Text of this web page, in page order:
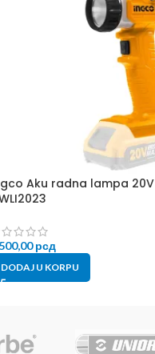
Aku radna lampa 20V
рсд
DODAJ U KORPU